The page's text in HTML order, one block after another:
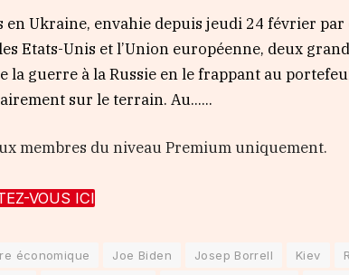
en Ukraine, envahie depuis jeudi 24 février par
Etats-Unis et l’Union européenne, deux
la guerre à la Russie en le frappant au
sur le terrain. Au…...
membres du niveau Premium uniquement.
VOUS ICI
économique Joe Biden Josep Borrell Kiev